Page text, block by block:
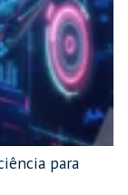
para